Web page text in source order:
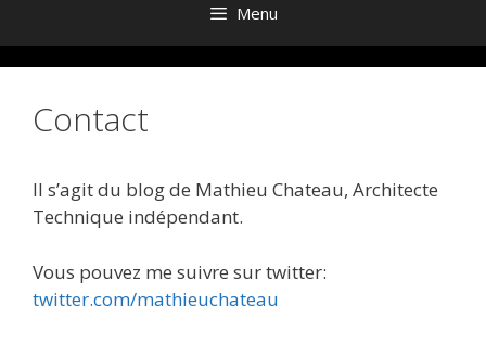
Menu
Contact
Il s’agit du blog de Mathieu Chateau, Architecte
Technique indépendant.
Vous pouvez me suivre sur twitter:
twitter.com/mathieuchateau